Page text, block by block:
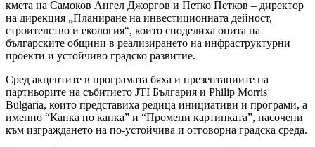
кмета на Самоков Ангел Джоргов и Петко Петков – директор
на дирекция „Планиране на инвестиционната дейност,
строителство и екология“, които споделиха опита на
българските общини в реализирането на инфраструктурни
проекти и устойчиво градско развитие.
Сред акцентите в програмата бяха и презентациите на
партньорите на събитието JTI България и Philip Morris
Bulgaria, които представиха редица инициативи и програми, а
именно “Капка по капка” и “Промени картинката”, насочени
към изграждането на по-устойчива и отговорна градска среда.